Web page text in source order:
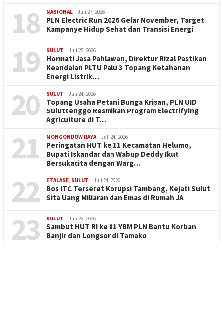
18 NASIONAL Juli 27, 2026
PLN Electric Run 2026 Gelar November, Target
Kampanye Hidup Sehat dan Transisi Energi
19 SULUT Juli 25, 2026
Hormati Jasa Pahlawan, Direktur Rizal Pastikan
Keandalan PLTU Palu 3 Topang Ketahanan
Energi Listrik…
20 SULUT Juli 24, 2026
Topang Usaha Petani Bunga Krisan, PLN UID
Suluttenggo Resmikan Program Electrifying
Agriculture di T…
21 MONGONDOW RAYA Juli 24, 2026
Peringatan HUT ke 11 Kecamatan Helumo,
Bupati Iskandar dan Wabup Deddy Ikut
Bersukacita dengan Warg…
22 ETALASE SULUT Juli 24, 2026
Bos ITC Terseret Korupsi Tambang, Kejati Sulut
Sita Uang Miliaran dan Emas di Rumah JA
23 SULUT Juli 23, 2026
Sambut HUT RI ke 81 YBM PLN Bantu Korban
Banjir dan Longsor di Tamako